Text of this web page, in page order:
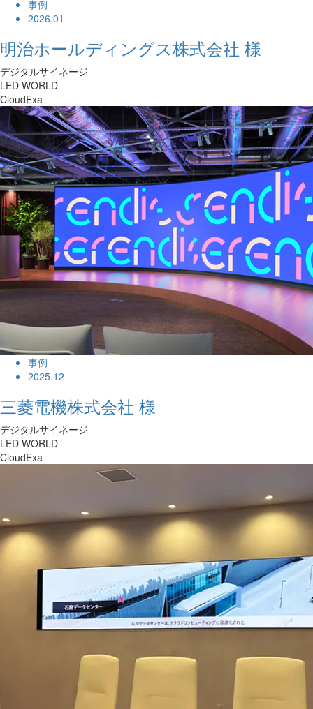
事例
2026.01
明治ホールディングス株式会社 様
デジタルサイネージ
LED WORLD
CloudExa
事例
2025.12
三菱電機株式会社 様
デジタルサイネージ
LED WORLD
CloudExa